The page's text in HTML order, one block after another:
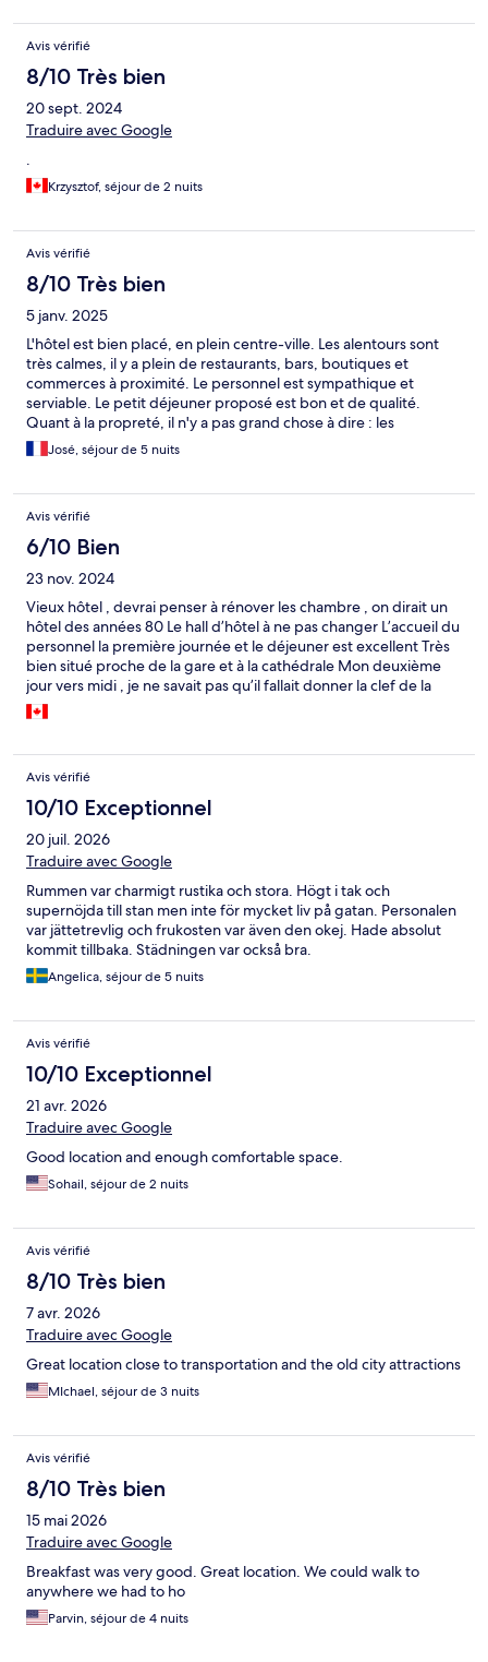
Avis vérifié
8/10 Très bien
20 sept. 2024
Traduire avec Google
.
Krzysztof, séjour de 2 nuits
Avis vérifié
8/10 Très bien
5 janv. 2025
L'hôtel est bien placé, en plein centre-ville. Les alentours sont
très calmes, il y a plein de restaurants, bars, boutiques et
commerces à proximité. Le personnel est sympathique et
serviable. Le petit déjeuner proposé est bon et de qualité.
Quant à la propreté, il n'y a pas grand chose à dire : les
chambres sont faites tous les jours (je ne sais pas ce qui s'est
passé l'avant dernier jour, mais lorsque je suis rentré de ma visite
d'une façon général l'hôtel est bien. Je suis satisfait de mon
séjour.
José, séjour de 5 nuits
Avis vérifié
6/10 Bien
23 nov. 2024
Vieux hôtel , devrai penser à rénover les chambre , on dirait un
hôtel des années 80 Le hall d’hôtel à ne pas changer L’accueil du
personnel la première journée et le déjeuner est excellent Très
bien situé proche de la gare et à la cathédrale Mon deuxième
jour vers midi , je ne savait pas qu’il fallait donner la clef de la
chambre à la réception , quand on partait dans la ville , le
monsieur m’a demander mon numéro de ma chambre quand je
poliment Il aurait dit juste ok merci Les autre personnel m’ont
jamais fait cela Peut être il passe une mauvaise journée Il devrai
peut être penser avoir une carte avec un scan pour la sécurité
Au goût du jour 2024 bientôt 2025 Merci Bonne journée à tous
Avis vérifié
10/10 Exceptionnel
20 juil. 2026
Traduire avec Google
Rummen var charmigt rustika och stora. Högt i tak och
supernöjda till stan men inte för mycket liv på gatan. Personalen
var jättetrevlig och frukosten var även den okej. Hade absolut
kommit tillbaka. Städningen var också bra.
Angelica, séjour de 5 nuits
Avis vérifié
10/10 Exceptionnel
21 avr. 2026
Traduire avec Google
Good location and enough comfortable space.
Sohail, séjour de 2 nuits
Avis vérifié
8/10 Très bien
7 avr. 2026
Traduire avec Google
Great location close to transportation and the old city attractions
MIchael, séjour de 3 nuits
Avis vérifié
8/10 Très bien
15 mai 2026
Traduire avec Google
Breakfast was very good. Great location. We could walk to
anywhere we had to ho
Parvin, séjour de 4 nuits